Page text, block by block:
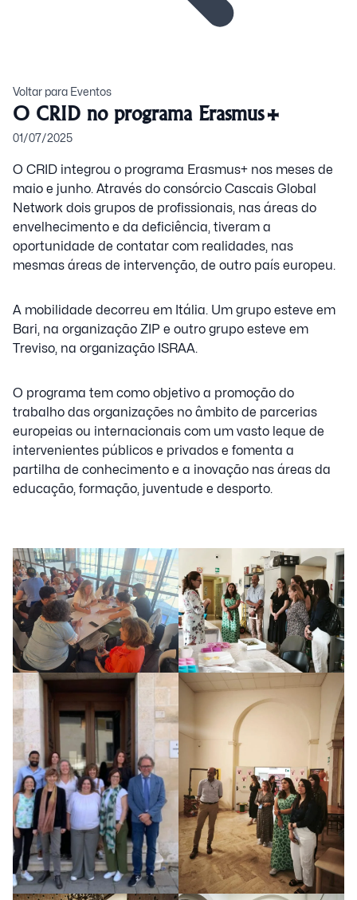
Voltar para Eventos
O CRID no programa Erasmus+
01/07/2025
O CRID integrou o programa Erasmus+ nos meses de
maio e junho. Através do consórcio Cascais Global
Network dois grupos de profissionais, nas áreas do
envelhecimento e da deficiência, tiveram a
oportunidade de contatar com realidades, nas
mesmas áreas de intervenção, de outro país europeu.
A mobilidade decorreu em Itália. Um grupo esteve em
Bari, na organização ZIP e outro grupo esteve em
Treviso, na organização ISRAA.
O programa tem como objetivo a promoção do
trabalho das organizações no âmbito de parcerias
europeias ou internacionais com um vasto leque de
intervenientes públicos e privados e fomenta a
partilha de conhecimento e a inovação nas áreas da
educação, formação, juventude e desporto.